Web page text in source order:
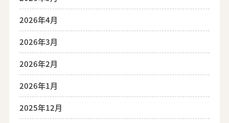
2026年4月
2026年3月
2026年2月
2026年1月
2025年12月